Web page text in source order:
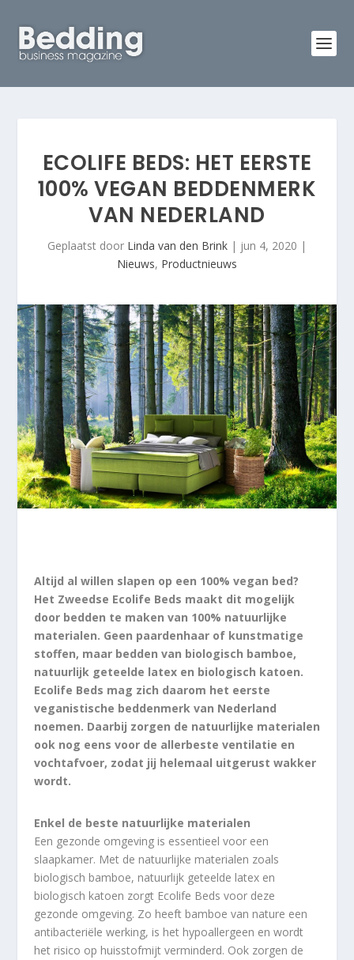
ECOLIFE BEDS: HET EERSTE
100% VEGAN BEDDENMERK
VAN NEDERLAND
Geplaatst door Linda van den Brink | jun 4, 2020 |
Nieuws, Productnieuws
Altijd al willen slapen op een 100% vegan bed?
Het Zweedse Ecolife Beds maakt dit mogelijk
door bedden te maken van 100% natuurlijke
materialen. Geen paardenhaar of kunstmatige
stoffen, maar bedden van biologisch bamboe,
natuurlijk geteelde latex en biologisch katoen.
Ecolife Beds mag zich daarom het eerste
veganistische beddenmerk van Nederland
noemen. Daarbij zorgen de natuurlijke materialen
ook nog eens voor de allerbeste ventilatie en
vochtafvoer, zodat jij helemaal uitgerust wakker
wordt.
Enkel de beste natuurlijke materialen
Een gezonde omgeving is essentieel voor een
slaapkamer. Met de natuurlijke materialen zoals
biologisch bamboe, natuurlijk geteelde latex en
biologisch katoen zorgt Ecolife Beds voor deze
gezonde omgeving. Zo heeft bamboe van nature een
antibacteriële werking, is het hypoallergeen en wordt
het risico op huisstofmijt verminderd. Ook zorgen de